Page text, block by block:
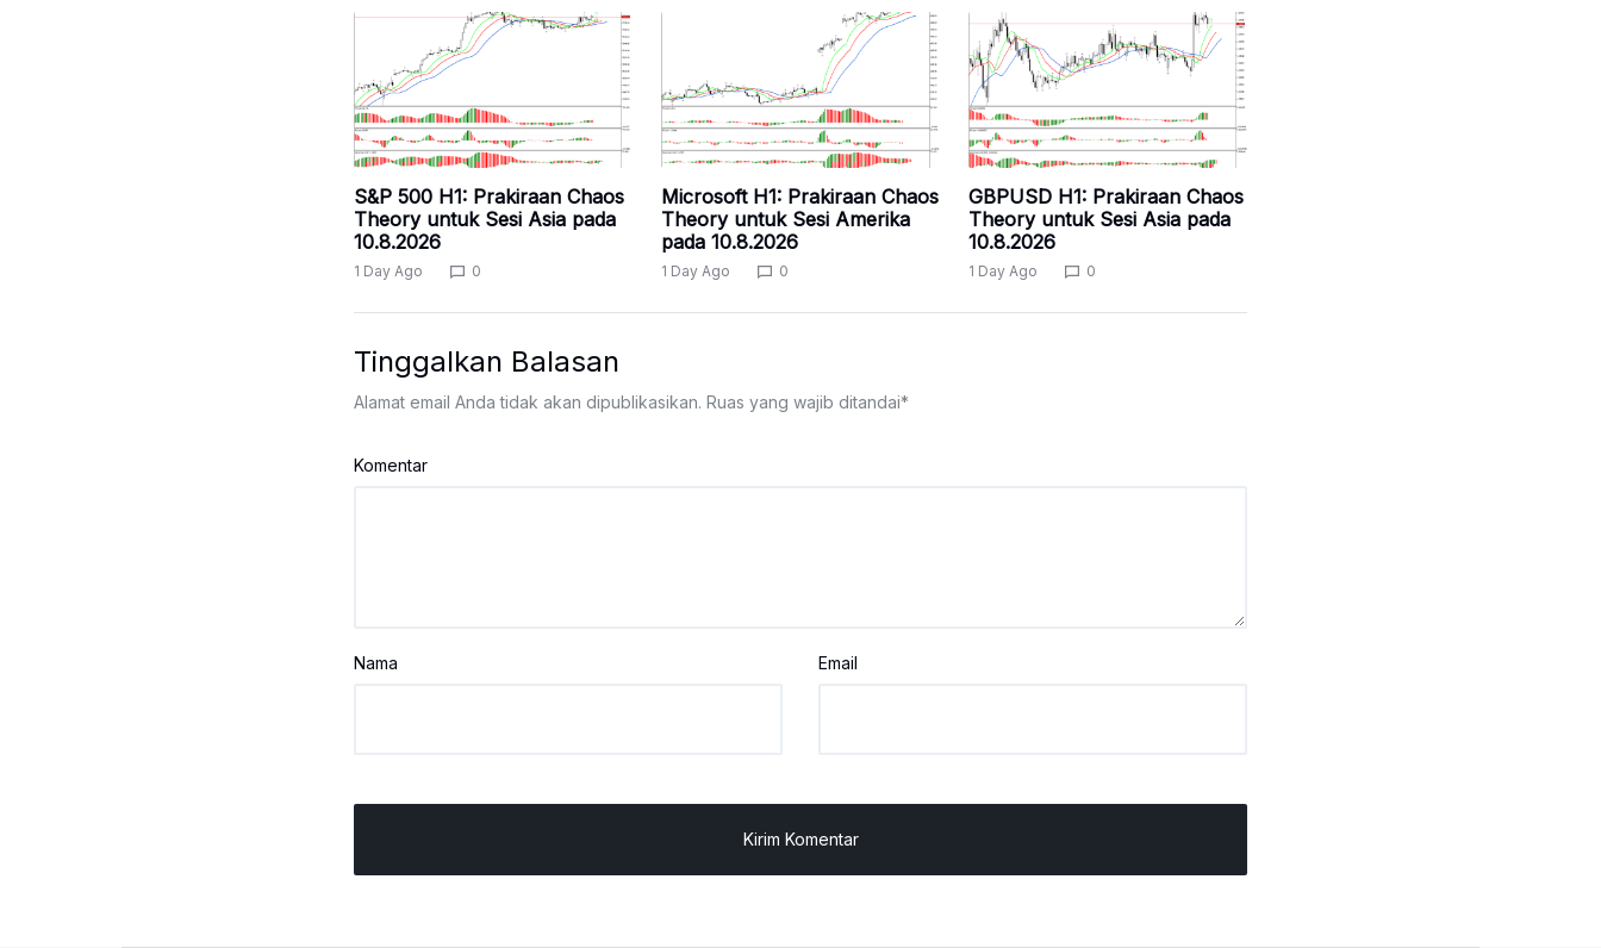
S&P 500 H1: Prakiraan Chaos
Theory untuk Sesi Asia pada
10.8.2026
1 Day Ago 0
Microsoft H1: Prakiraan Chaos
Theory untuk Sesi Amerika
pada 10.8.2026
1 Day Ago 0
GBPUSD H1: Prakiraan Chaos
Theory untuk Sesi Asia pada
10.8.2026
1 Day Ago 0
Tinggalkan Balasan
Alamat email Anda tidak akan dipublikasikan. Ruas yang wajib ditandai*
Komentar
Nama Email